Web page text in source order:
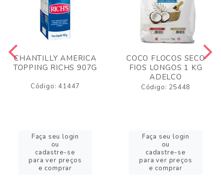
CHANTILLY AMERICA
TOPPING RICHS 907G
Código: 41447
Faça seu login
ou
cadastre-se
para ver preços
e comprar
COCO FLOCOS SECO
FIOS LONGOS 1 KG
ADELCO
Código: 25448
Faça seu login
ou
cadastre-se
para ver preços
e comprar